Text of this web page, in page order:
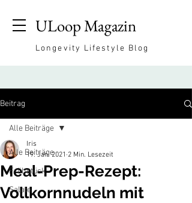
ULoop Magazin
Longevity Lifestyle Blog
Beitrag
Alle Beiträge
Frühstück
Salate
Alle Beiträge
Meal-Prep-Rezept:
Vollkornnudeln mit
Iris
19. Jan. 2021 2 Min. Lesezeit